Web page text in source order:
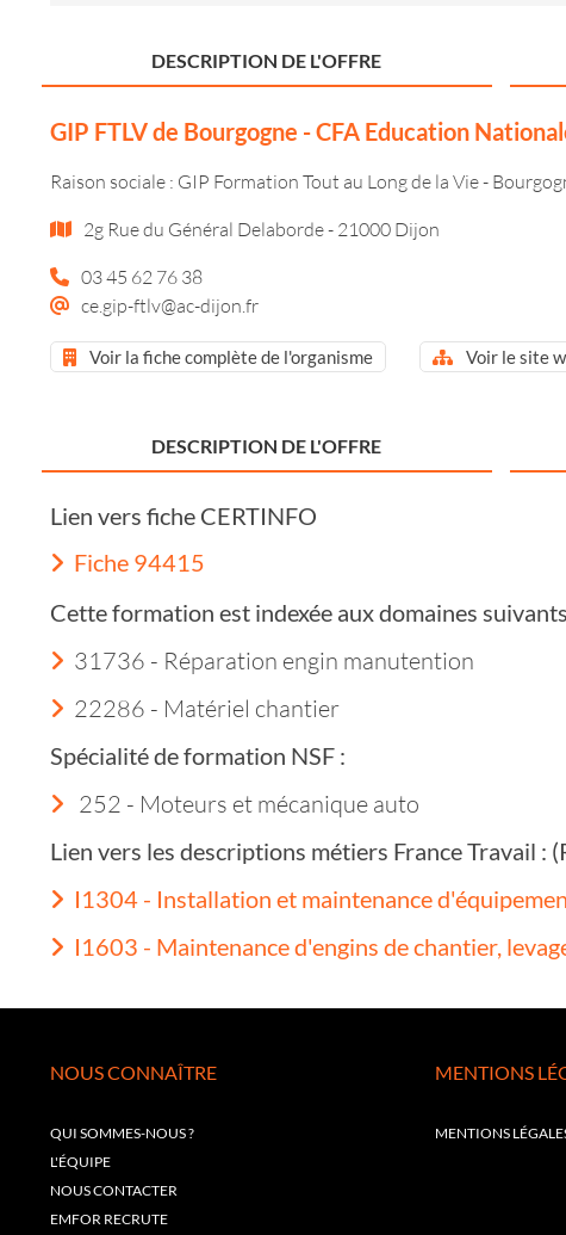
DESCRIPTION DE L'OFFRE
GIP FTLV de Bourgogne - CFA Education
Raison sociale : GIP Formation Tout au Long de la Vie -
2g Rue du Général Delaborde - 21000 Dijon
03 45 62 76 38
ce.gip-ftlv@ac-dijon.fr
Voir la fiche complète de l'organisme Voir le site
DESCRIPTION DE L'OFFRE
Lien vers fiche CERTINFO
Fiche 94415
Cette formation est indexée aux domaines
31736 - Réparation engin manutention
22286 - Matériel chantier
Spécialité de formation NSF :
252 - Moteurs et mécanique auto
Lien vers les descriptions métiers France Travail :
I1304 - Installation et maintenance
I1603 - Maintenance d'engins de chantier,
NOUS CONNAÎTRE
QUI SOMMES-NOUS ?
L'ÉQUIPE
NOUS CONTACTER
EMFOR RECRUTE
MENTIONS
MENTIONS